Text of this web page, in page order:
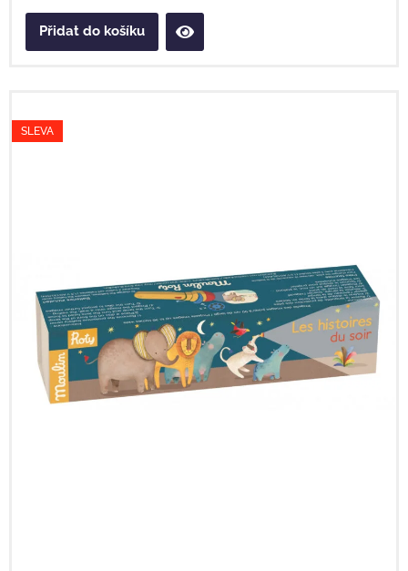
Přidat do košíku
SLEVA